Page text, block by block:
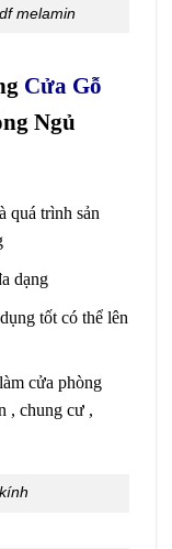
melamin
Cửa Gỗ
Ngủ
quá trình sản
dạng
tốt có thể lên
cửa phòng
, chung cư ,